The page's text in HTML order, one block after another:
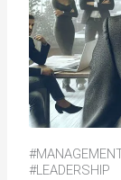
#LEADERSHIP